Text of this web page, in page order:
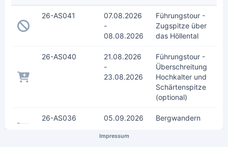
26-AS041
07.08.2026
-
08.08.2026
Führungstour -
Zugspitze über
das Höllental
26-AS040
21.08.2026
-
23.08.2026
Führungstour -
Überschreitung
Hochkalter und
Schärtenspitze
(optional)
26-AS036
05.09.2026
06.09.2026
Bergwandern
Impressum